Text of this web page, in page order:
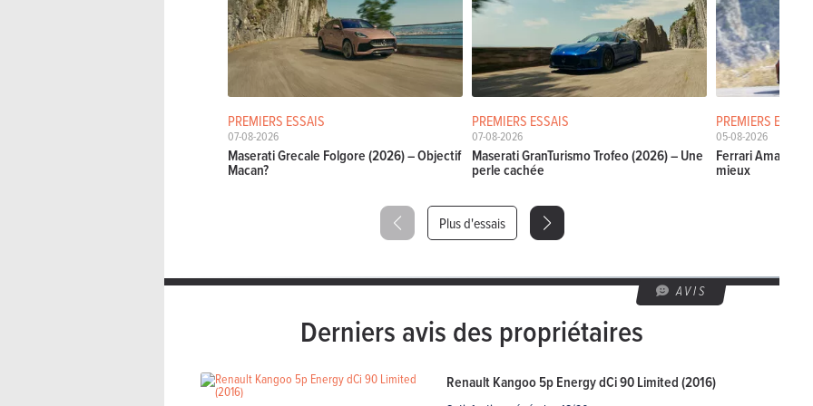
PREMIERS ESSAIS
07-08-2026
Maserati Grecale Folgore (2026) – Objectif
Macan?
PREMIERS ESSAIS
07-08-2026
Maserati GranTurismo Trofeo (2026) – Une
perle cachée
PREMIERS ESSAIS
05-08-2026
Ferrari Amalfi
mieux
Plus d'essais
AVIS
Derniers avis des propriétaires
Renault Kangoo 5p Energy dCi 90 Limited (2016)